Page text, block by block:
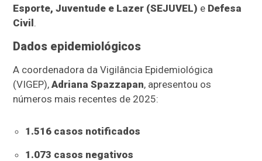
Esporte, Juventude e Lazer (SEJUVEL) e Defesa
Civil.
Dados epidemiológicos
A coordenadora da Vigilância Epidemiológica
(VIGEP),Adriana Spazzapan, apresentou os
números mais recentes de 2025:
1.516 casos notificados
1.073 casos negativos